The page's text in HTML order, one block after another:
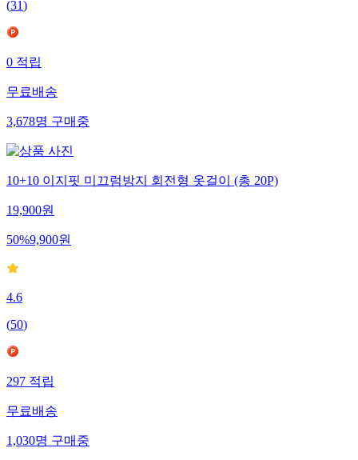
(31)
0적립
무료배송
3,678명구매중
10+10 이지핏 미끄럼방지 회전형 옷걸이 (총 20P)
19,900원
50%9,900원
4.6
(50)
297적립
무료배송
1,030명구매중